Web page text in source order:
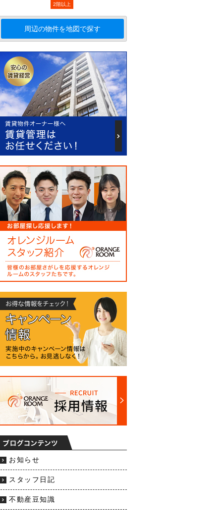
2階以上
周辺の物件を地図で探す
お知らせ
スタッフ日記
不動産豆知識